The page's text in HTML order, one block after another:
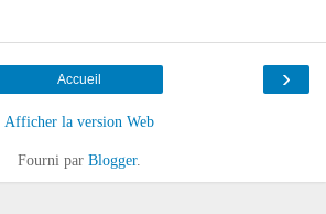
›
Accueil
Afficher la version Web
Fourni par Blogger.